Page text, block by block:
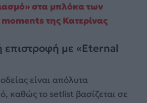
στα μπλόκα των
της Κατερίνας
επιστροφή με «Eternal
είναι απόλυτα
καθώς το setlist βασίζεται σε